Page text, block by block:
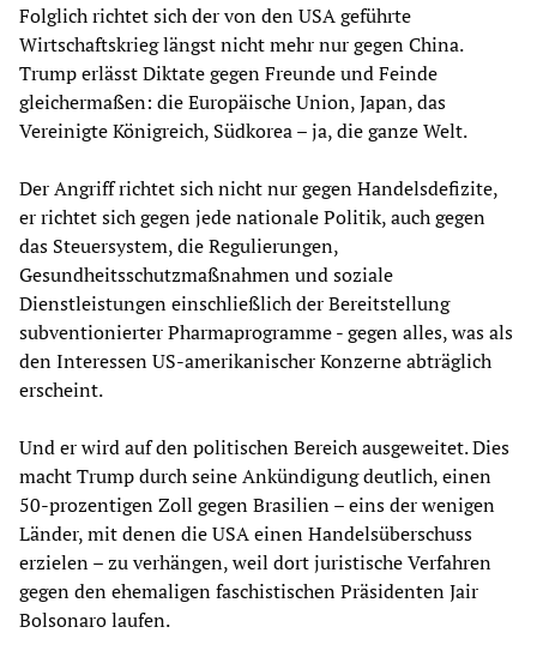
Folglich richtet sich der von den USA geführte
Wirtschaftskrieg längst nicht mehr nur gegen China.
Trump erlässt Diktate gegen Freunde und Feinde
gleichermaßen: die Europäische Union, Japan, das
Vereinigte Königreich, Südkorea – ja, die ganze Welt.
Der Angriff richtet sich nicht nur gegen Handelsdefizite,
er richtet sich gegen jede nationale Politik, auch gegen
das Steuersystem, die Regulierungen,
Gesundheitsschutzmaßnahmen und soziale
Dienstleistungen einschließlich der Bereitstellung
subventionierter Pharmaprogramme - gegen alles, was als
den Interessen US-amerikanischer Konzerne abträglich
erscheint.
Und er wird auf den politischen Bereich ausgeweitet. Dies
macht Trump durch seine Ankündigung deutlich, einen
50-prozentigen Zoll gegen Brasilien – eins der wenigen
Länder, mit denen die USA einen Handelsüberschuss
erzielen – zu verhängen, weil dort juristische Verfahren
gegen den ehemaligen faschistischen Präsidenten Jair
Bolsonaro laufen.